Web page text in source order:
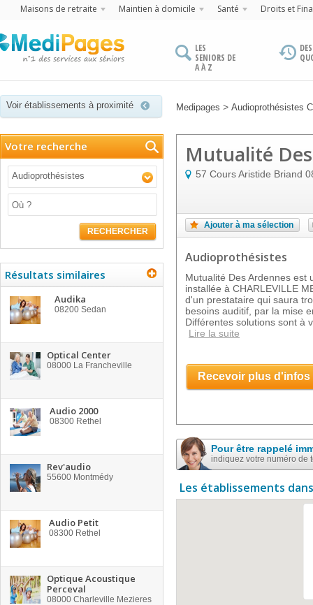
Maisons de retraite Maintien à domicile Santé Droits et
LES
SENIORS DE
A À Z
Voir établissements à proximité Medipages > Audioprothésistes
Votre recherche
Audioprothésistes
RECHERCHER
Résultats similaires
Audika
08200 Sedan
Optical Center
08000 La Francheville
Audio 2000
08300 Rethel
Rev'audio
55600 Montmédy
Audio Petit
08300 Rethel
Optique Acoustique
Perceval
08000 Charleville Mezieres
Mutualité
57 Cours Aristide Briand
Ajouter à ma sélection
Audioprothésistes
Mutualité Des Ardennes est
installée à CHARLEVILLE
d'un prestataire qui saura
besoins auditif, par la mise
Différentes solutions sont à
Lire la suite
Recevoir plus d'infos
Pour être rappelé
indiquez votre numéro de
Les établissements